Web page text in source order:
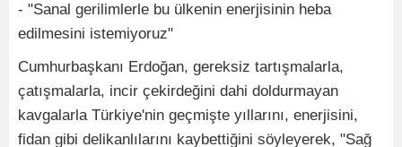
- "Sanal gerilimlerle bu ülkenin enerjisinin heba
edilmesini istemiyoruz"
Cumhurbaşkanı Erdoğan, gereksiz tartışmalarla,
çatışmalarla, incir çekirdeğini dahi doldurmayan
kavgalarla Türkiye'nin geçmişte yıllarını, enerjisini,
fidan gibi delikanlılarını kaybettiğini söyleyerek, "Sağ